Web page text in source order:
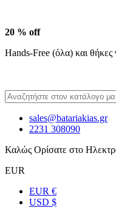
20 % off
Hands-Free (όλα) και θήκες
sales@batariakias.gr
2231 308090
Καλώς Ορίσατε στο
EUR
EUR €
USD $